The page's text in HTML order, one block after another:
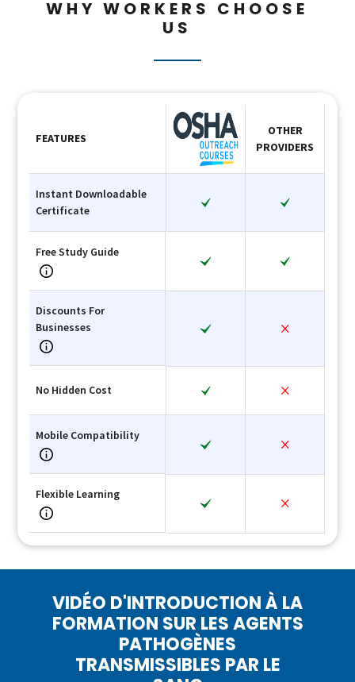
WHY WORKERS CHOOSE
US
FEATURES
OTHER
PROVIDERS
Instant Downloadable
Certificate
Free Study Guide
Discounts For
Businesses
No Hidden Cost
Mobile Compatibility
Flexible Learning
VIDÉO D'INTRODUCTION À LA
FORMATION SUR LES AGENTS
PATHOGÈNES
TRANSMISSIBLES PAR LE